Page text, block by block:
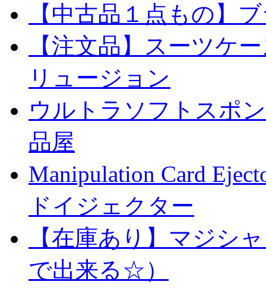
【中古品１点もの】
【注文品】スーツケ
リュージョン
ウルトラソフトスポ
品屋
Manipulation Card
ドイジェクター
【在庫あり】マジシ
で出来る☆）